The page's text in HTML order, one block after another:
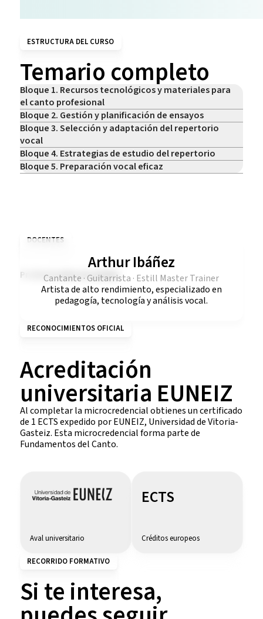
ESTRUCTURA DEL CURSO
Temario completo
Bloque 1. Recursos tecnológicos y materiales para
el canto profesional
Bloque 2. Gestión y planificación de ensayos
Bloque 3. Selección y adaptación del repertorio
vocal
Bloque 4. Estrategias de estudio del repertorio
Bloque 5. Preparación vocal eficaz
DOCENTES
Profesionales en activo
Arthur Ibáñez
Cantante · Guitarrista · Estill Master Trainer
Artista de alto rendimiento, especializado en
pedagogía, tecnología y análisis vocal.
RECONOCIMIENTOS OFICIAL
Acreditación
universitaria EUNEIZ
Al completar la microcredencial obtienes un certificado
de 1 ECTS expedido por EUNEIZ, Universidad de Vitoria-
Gasteiz. Esta microcredencial forma parte de
Fundamentos del Canto.
Aval universitario
ECTS
Créditos europeos
RECORRIDO FORMATIVO
Si te interesa,